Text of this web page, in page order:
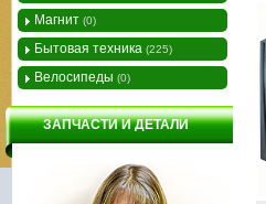
Магнит (0)
Бытовая техника (225)
Велосипеды (0)
ЗАПЧАСТИ И ДЕТАЛИ